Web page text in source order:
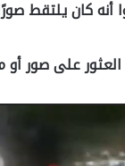
كان يلتقط صورًا لفتاة
العثور على صور